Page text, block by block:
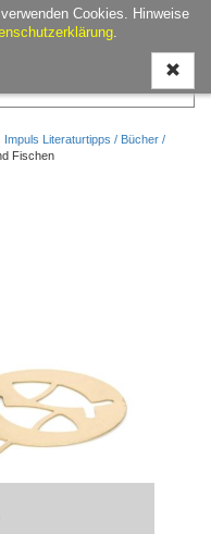
Cookies. Hinweise
.
ein-/
Impuls Literaturtipps / Bücher /
Fischen